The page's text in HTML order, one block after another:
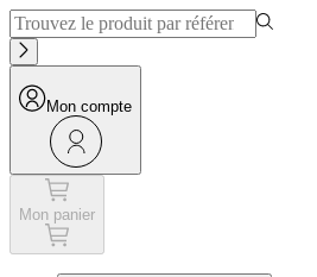
Mon compte
Mon panier